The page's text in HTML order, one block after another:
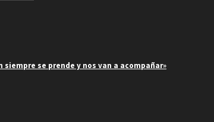
siempre se prende y nos van a acompañar»